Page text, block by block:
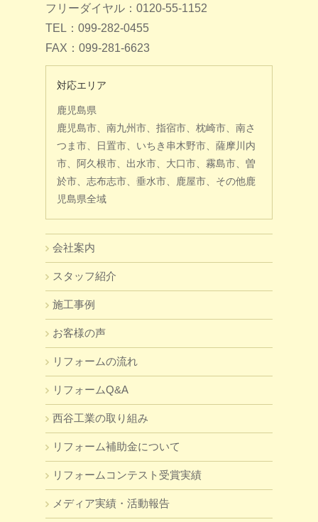
フリーダイヤル：0120-55-1152
TEL：099-282-0455
FAX：099-281-6623
対応エリア
鹿児島県
鹿児島市、南九州市、指宿市、枕崎市、南さ
つま市、日置市、いちき串木野市、薩摩川内
市、阿久根市、出水市、大口市、霧島市、曽
於市、志布志市、垂水市、鹿屋市、その他鹿
児島県全域
会社案内
スタッフ紹介
施工事例
お客様の声
リフォームの流れ
リフォームQ&A
西谷工業の取り組み
リフォーム補助金について
リフォームコンテスト受賞実績
メディア実績・活動報告